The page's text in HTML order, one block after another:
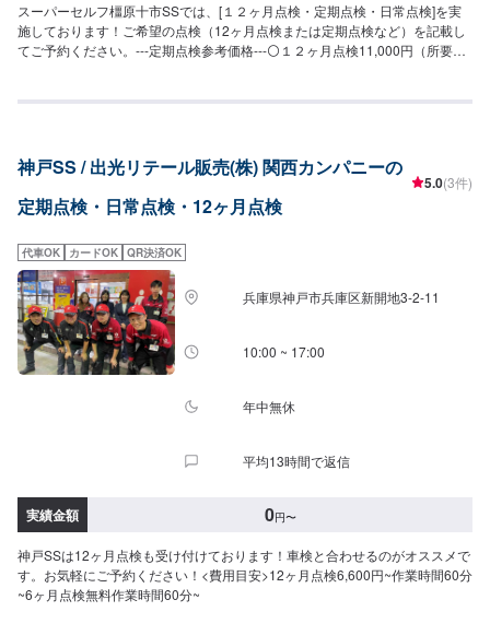
スーパーセルフ橿原十市SSでは、[１２ヶ月点検・定期点検・日常点検]を実
施しております！ご希望の点検（12ヶ月点検または定期点検など）を記載し
てご予約ください。---定期点検参考価格---⚪１２ヶ月点検11,000円（所要時
神戸SS / 出光リテール販売(株) 関西カンパニーの
定期点検・日常点検・12ヶ月点検
5.0(3件)
代車OK カードOK QR決済OK
兵庫県神戸市兵庫区新開地3-2-11
10:00 ~ 17:00
年中無休
平均13時間で返信
実績金額 0円〜
神戸SSは12ヶ月点検も受け付けております！車検と合わせるのがオススメで
す。お気軽にご予約ください！<費用目安>12ヶ月点検6,600円~作業時間60分
~6ヶ月点検無料作業時間60分~